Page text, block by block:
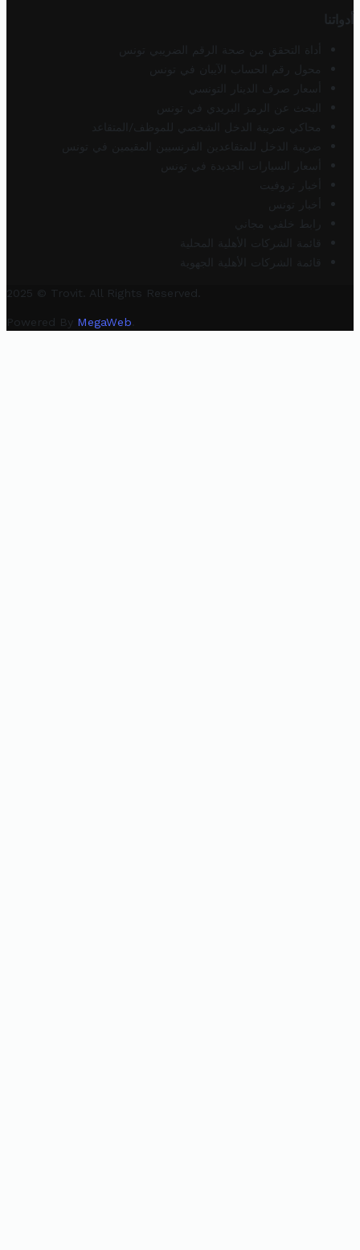
أدواتنا
أداة التحقق من صحة الرقم الضريبي تونس
محول رقم الحساب الآيبان في تونس
أسعار صرف الدينار التونسي
البحث عن الرمز البريدي في تونس
محاكي ضريبة الدخل الشخصي للموظف/المتقاعد
ضريبة الدخل للمتقاعدين الفرنسيين المقيمين في تونس
أسعار السيارات الجديدة في تونس
أخبار تروفيت
أخبار تونس
رابط خلفي مجاني
قائمة الشركات الأهلية المحلية
قائمة الشركات الأهلية الجهوية
2025 © Trovit. All Rights Reserved.
Powered By MegaWeb